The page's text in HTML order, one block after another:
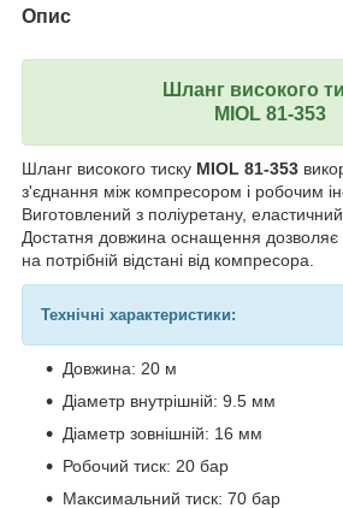
Опис
Шланг високого
MIOL 81-353
Шланг високого тиску MIOL 81-353
з'єднання між компресором і робочим
Виготовлений з поліуретану,
Достатня довжина оснащення дозволяє
на потрібній відстані від компресора.
Технічні характеристики:
Довжина: 20 м
Діаметр внутрішній: 9.5 мм
Діаметр зовнішній: 16 мм
Робочий тиск: 20 бар
Максимальний тиск: 70 бар